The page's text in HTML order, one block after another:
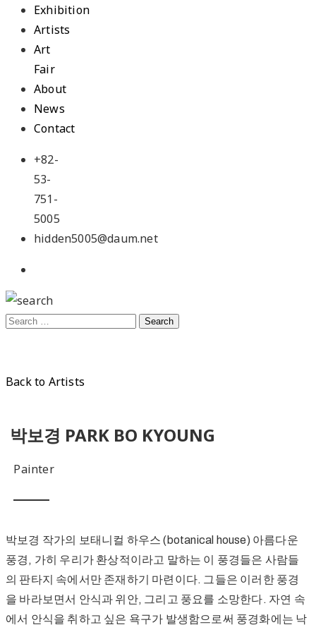
Exhibition
Artists
Art
Fair
About
News
Contact
+82-
53-
751-
5005
hidden5005@daum.net
Back to Artists
박보경 PARK BO KYOUNG
Painter
박보경 작가의 보태니컬 하우스 (botanical house) 아름다운
풍경, 가히 우리가 환상적이라고 말하는 이 풍경들은 사람들
의 판타지 속에서만 존재하기 마련이다. 그들은 이러한 풍경
을 바라보면서 안식과 위안, 그리고 풍요를 소망한다. 자연 속
에서 안식을 취하고 싶은 욕구가 발생함으로써 풍경화에는 낙